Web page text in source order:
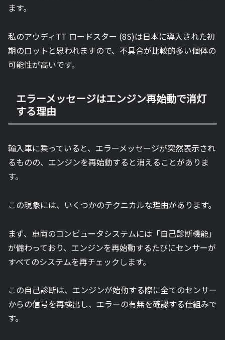
ます。
私のアウディTT ロードスター (8S)は日本に導入された初
期のロットと思われますので、不具合が比較的多い個体の
可能性が高いです。
エラーメッセージはエンジン再始動で消灯
する理由
輸入車に乗っていると、エラーメッセージが突然表示され
るものの、エンジンを再始動すると消えることがありま
す。
この現象には、いくつかのテクニカルな理由があります。
まず、車両のコンピュータシステムには「自己診断機能」
が備わっており、エンジンを再始動するたびにセンサーが
すべてのシステムを再チェックします。
この自己診断は、エンジンが始動する際に全てのセンサー
からの信号を再検出し、エラーの有無を確認する仕組みで
す。